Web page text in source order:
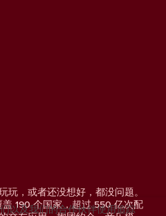
，或者还没想好，都没问题。
190 个国家，超过 550 亿次配
以及我们的合作伙伴使用追踪